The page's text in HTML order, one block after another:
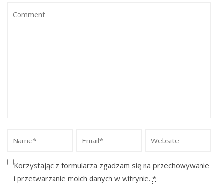
Korzystając z formularza zgadzam się na przechowywanie
i przetwarzanie moich danych w witrynie. *